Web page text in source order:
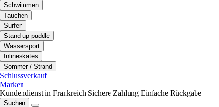
Schwimmen
Tauchen
Surfen
Stand up paddle
Wassersport
Inlineskates
Sommer / Strand
Schlussverkauf
Marken
Kundendienst in Frankreich Sichere Zahlung Einfache Rückgabe
Suchen